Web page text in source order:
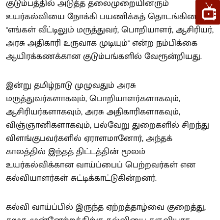
குடும்பத்தில் அடுத்த தலைமுறையினரும்
உயர்கல்வியை நோக்கி பயணிக்கத் தொடங்கினர்.
"எங்கள் வீட்டிலும் மருத்துவர், பொறியாளர், ஆசிரியர்,
அரசு அதிகாரி உருவாக முடியும்" என்ற நம்பிக்கை
ஆயிரக்கணக்கான குடும்பங்களில் வேரூன்றியது.
இன்று தமிழ்நாடு முழுவதும் அரசு
மருத்துவர்களாகவும், பொறியாளர்களாகவும்,
ஆசிரியர்களாகவும், அரசு அதிகாரிகளாகவும்,
விஞ்ஞானிகளாகவும், பல்வேறு துறைகளில் சிறந்து
விளங்குபவர்களில் ஏராளமானோர், அந்தக்
காலத்தில் இந்தத் திட்டத்தின் மூலம்
உயர்கல்விக்கான வாய்ப்பைப் பெற்றவர்கள் என
கல்வியாளர்கள் சுட்டிக்காட்டுகின்றனர்.
கல்வி வாய்ப்பில் இருந்த ஏற்றத்தாழ்வை குறைத்து,